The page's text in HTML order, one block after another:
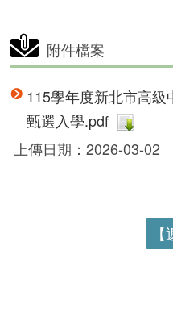
附件檔案
115學年度新北市高
甄選入學.pdf
上傳日期：2026-03-02